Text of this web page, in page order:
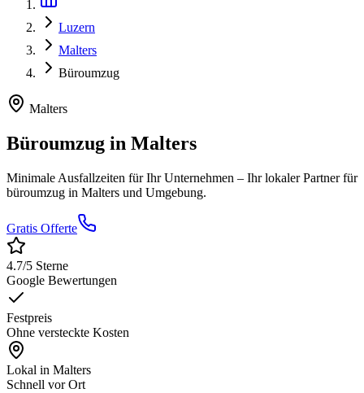
Luzern
Malters
Büroumzug
Malters
Büroumzug in Malters
Minimale Ausfallzeiten für Ihr Unternehmen – Ihr lokaler Partner für
büroumzug in Malters und Umgebung.
Gratis Offerte
4.7/5 Sterne
Google Bewertungen
Festpreis
Ohne versteckte Kosten
Lokal in Malters
Schnell vor Ort